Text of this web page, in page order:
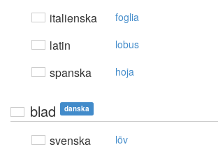
italienska foglia
latin lobus
spanska hoja
blad danska
svenska löv